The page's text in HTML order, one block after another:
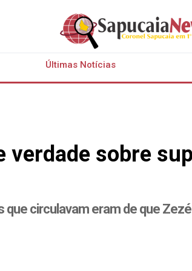
Últimas Notícias
verdade sobre
circulavam eram de que